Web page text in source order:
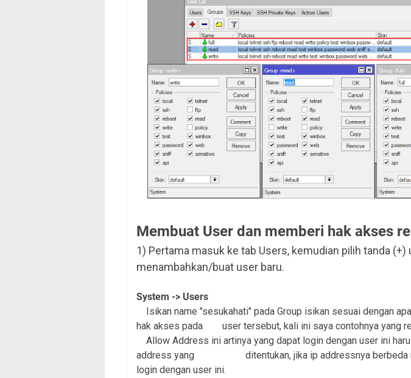
Membuat User dan memberi hak akses
1) Pertama masuk ke tab Users, kemudian pilih tanda (+)
menambahkan/buat user baru.
System -> Users
Isikan name "sesukahati" pada Group isikan sesuai dengan
hak akses pada user tersebut, kali ini saya contohnya yang
Allow Address ini artinya yang dapat login dengan user ini
address yang ditentukan, jika ip addressnya berbeda
login dengan user ini.